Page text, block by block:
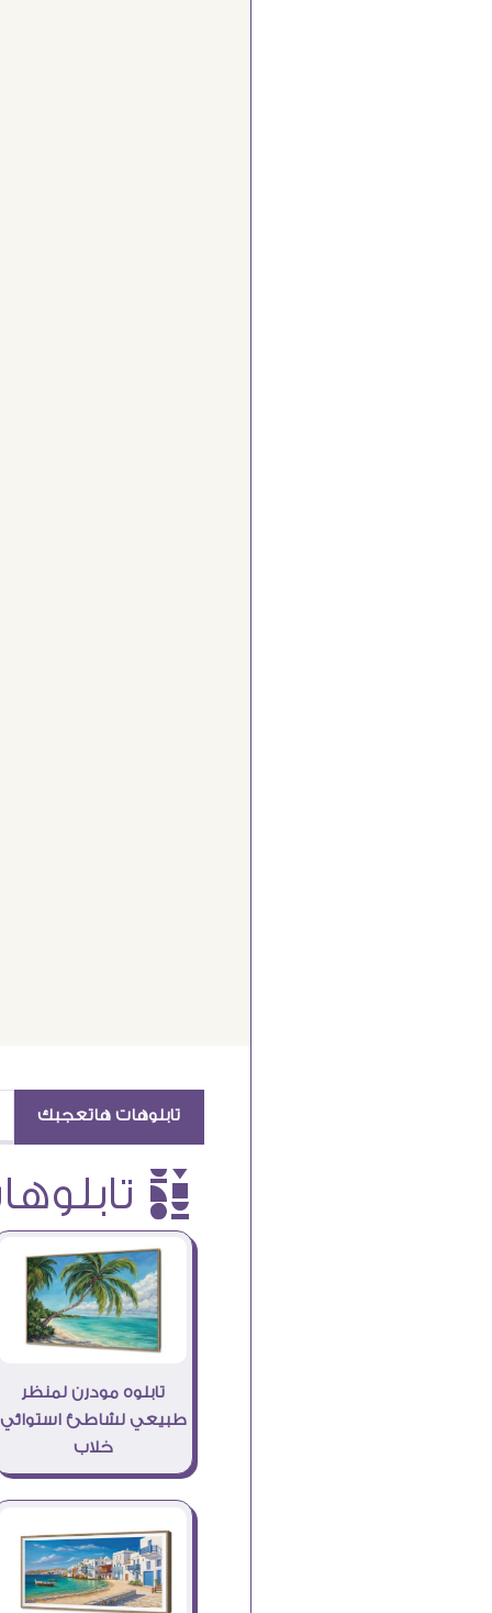
تابلوهات هاتعجبك
è تابلوهات
تابلوه مودرن لمنظر
طبيعي لشاطئ استوائي
خلاب